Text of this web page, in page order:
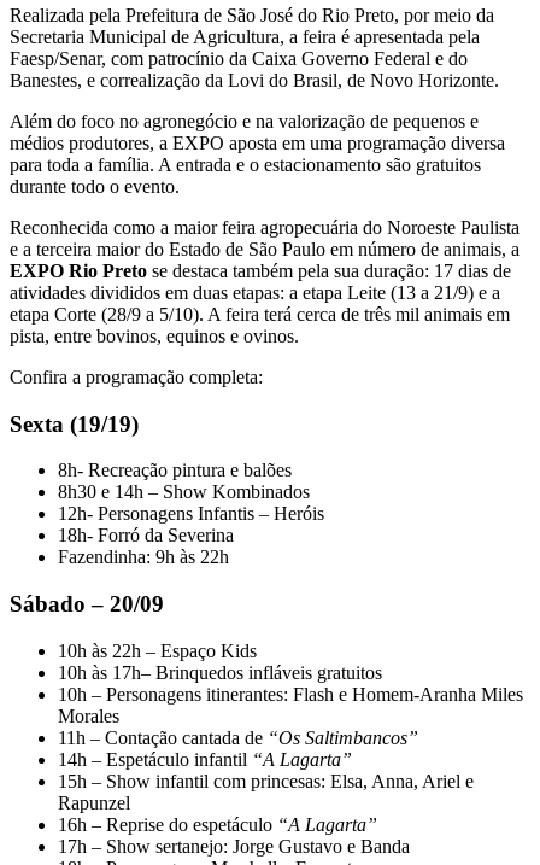
Realizada pela Prefeitura de São José do Rio Preto, por meio da
Secretaria Municipal de Agricultura, a feira é apresentada pela
Faesp/Senar, com patrocínio da Caixa Governo Federal e do
Banestes, e correalização da Lovi do Brasil, de Novo Horizonte.
Além do foco no agronegócio e na valorização de pequenos e
médios produtores, a EXPO aposta em uma programação diversa
para toda a família. A entrada e o estacionamento são gratuitos
durante todo o evento.
Reconhecida como a maior feira agropecuária do Noroeste Paulista
e a terceira maior do Estado de São Paulo em número de animais, a
EXPO Rio Preto se destaca também pela sua duração: 17 dias de
atividades divididos em duas etapas: a etapa Leite (13 a 21/9) e a
etapa Corte (28/9 a 5/10). A feira terá cerca de três mil animais em
pista, entre bovinos, equinos e ovinos.
Confira a programação completa:
Sexta (19/19)
8h- Recreação pintura e balões
8h30 e 14h – Show Kombinados
12h- Personagens Infantis – Heróis
18h- Forró da Severina
Fazendinha: 9h às 22h
Sábado – 20/09
10h às 22h – Espaço Kids
10h às 17h– Brinquedos infláveis gratuitos
10h – Personagens itinerantes: Flash e Homem-Aranha Miles
Morales
11h – Contação cantada de “Os Saltimbancos”
14h – Espetáculo infantil “A Lagarta”
15h – Show infantil com princesas: Elsa, Anna, Ariel e
Rapunzel
16h – Reprise do espetáculo “A Lagarta”
17h – Show sertanejo: Jorge Gustavo e Banda